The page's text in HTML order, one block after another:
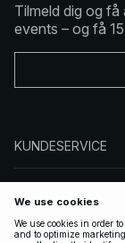
Tilmeld dig og
events – og få
KUNDESERVICE
FØLG OS